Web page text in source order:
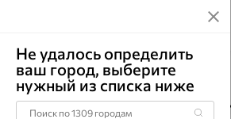
Главная Каталог Браслеты декоративные
Браслет, золото,
Не удалось определить
ваш город, выберите
нужный из списка ниже